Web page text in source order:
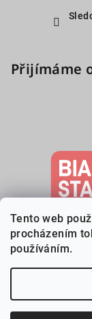
Tento web
procházením
používáním.
Přijímáme